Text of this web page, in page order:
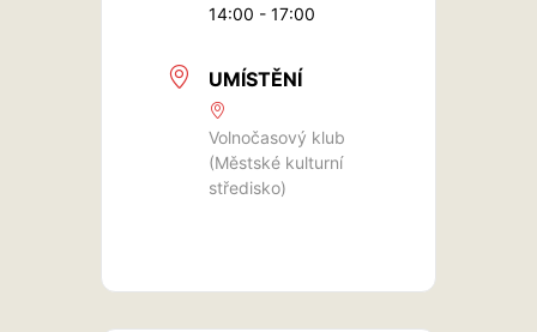
14:00 - 17:00
UMÍSTĚNÍ
Volnočasový klub
(Městské kulturní
středisko)